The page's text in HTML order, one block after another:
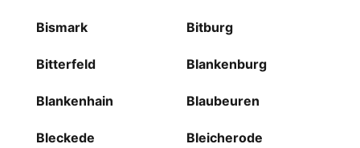
Bismark Bitburg
Bitterfeld Blankenburg
Blankenhain Blaubeuren
Bleckede Bleicherode